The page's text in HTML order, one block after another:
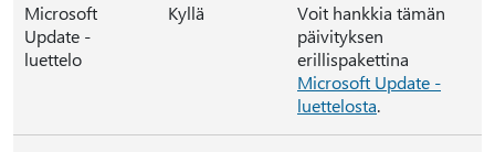
Microsoft
Update -
luettelo
Kyllä
Voit hankkia tämän
päivityksen
erillispakettina
Microsoft Update -
luettelosta.